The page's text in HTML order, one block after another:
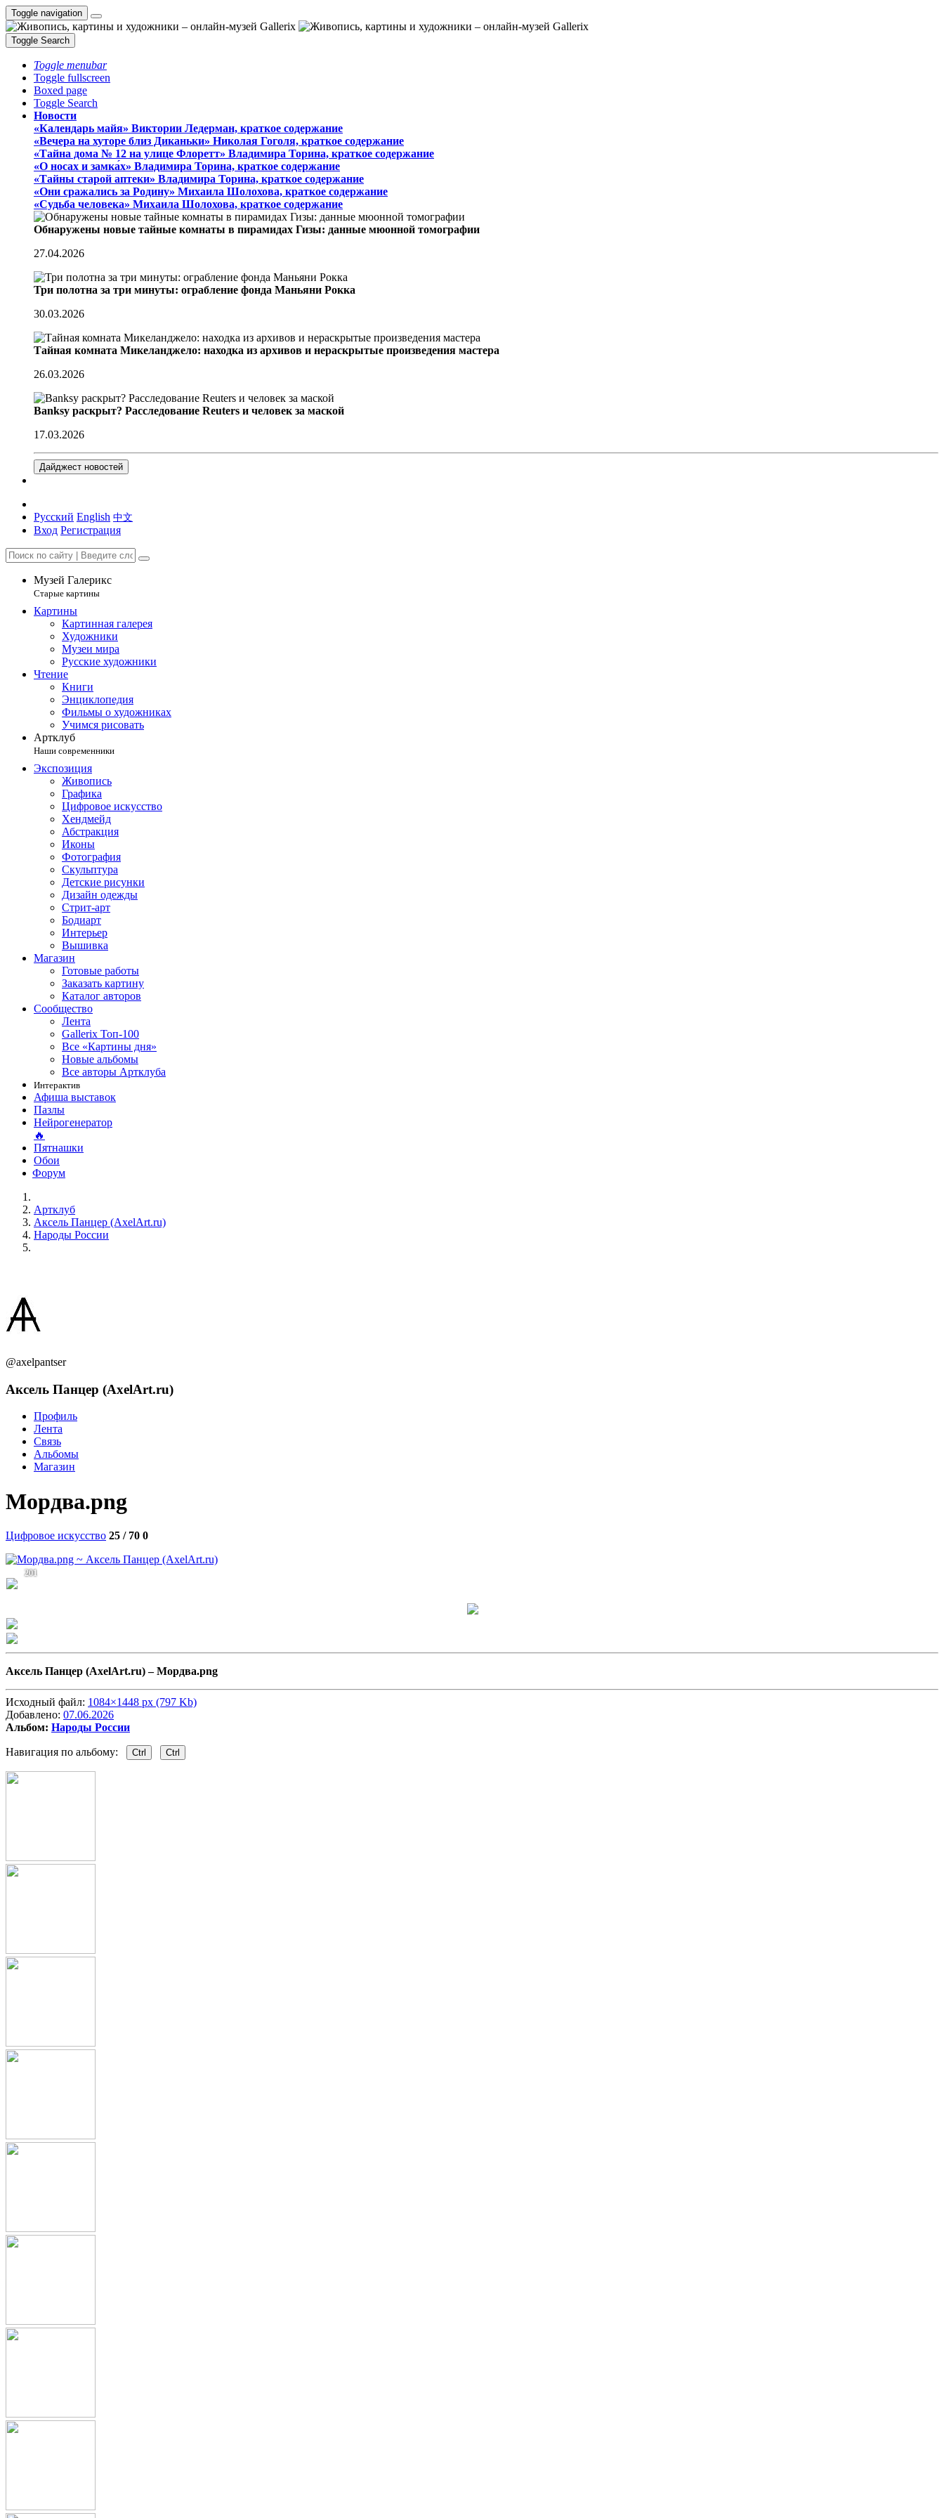
Toggle navigation
Toggle Search
Toggle menubar
Toggle fullscreen
Boxed page
Toggle Search
Новости
«Календарь майя» Виктории Ледерман, краткое содержание
«Вечера на хуторе близ Диканьки» Николая Гоголя, краткое содержание
«Тайна дома № 12 на улице Флоретт» Владимира Торина, краткое содержание
«О носах и замка́х» Владимира Торина, краткое содержание
«Тайны старой аптеки» Владимира Торина, краткое содержание
«Они сражались за Родину» Михаила Шолохова, краткое содержание
«Судьба человека» Михаила Шолохова, краткое содержание
Обнаружены новые тайные комнаты в пирамидах Гизы: данные мюонной томографии
27.04.2026
Три полотна за три минуты: ограбление фонда Маньяни Рокка
30.03.2026
Тайная комната Микеланджело: находка из архивов и нераскрытые произведения мастера
26.03.2026
Banksy раскрыт? Расследование Reuters и человек за маской
17.03.2026
Дайджест новостей
Русский English 中文
Вход Регистрация
Музей Галерикс
Старые картины
Картины
Картинная галерея
Художники
Музеи мира
Русские художники
Чтение
Книги
Энциклопедия
Фильмы о художниках
Учимся рисовать
Артклуб
Наши современники
Экспозиция
Живопись
Графика
Цифровое искусство
Хендмейд
Абстракция
Иконы
Фотография
Скульптура
Детские рисунки
Дизайн одежды
Стрит-арт
Бодиарт
Интерьер
Вышивка
Магазин
Готовые работы
Заказать картину
Каталог авторов
Сообщество
Лента
Gallerix Топ-100
Все «Картины дня»
Новые альбомы
Все авторы Артклуба
Интерактив
Афиша выставок
Пазлы
Нейрогенератор
🔥
Пятнашки
Обои
Форум
Артклуб
Аксель Панцер (AxelArt.ru)
Народы России
@axelpantser
Аксель Панцер (AxelArt.ru)
Профиль
Лента
Связь
Альбомы
Магазин
Мордва.png
Цифровое искусство 25 / 70 0
201
Аксель Панцер (AxelArt.ru) –Мордва.png
Исходный файл: 1084×1448 px (797 Kb)
Добавлено: 07.06.2026
Альбом: Народы России
Навигация по альбому: Ctrl Ctrl